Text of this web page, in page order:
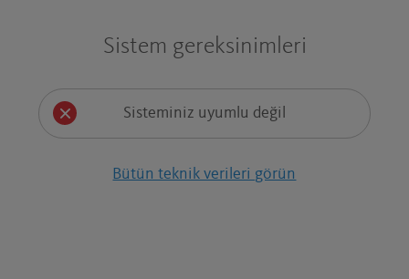
Sistem gereksinimleri
Sisteminiz uyumlu değil
Bütün teknik verileri görün